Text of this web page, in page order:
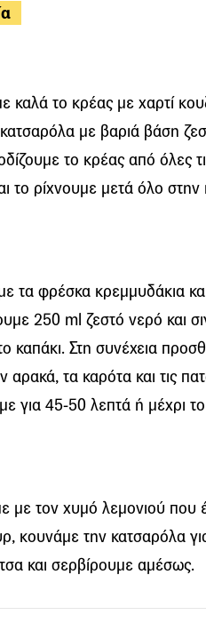
καλά το κρέας με χαρτί
με βαριά βάση
το κρέας από όλες
το ρίχνουμε μετά όλο
τα φρέσκα κρεμμυδάκια
250 ml ζεστό νερό και
καπάκι. Στη συνέχεια
αρακά, τα καρότα και τις
για 45-50 λεπτά ή μέχρι
με τον χυμό λεμονιού που
κουνάμε την κατσαρόλα
και σερβίρουμε αμέσως.